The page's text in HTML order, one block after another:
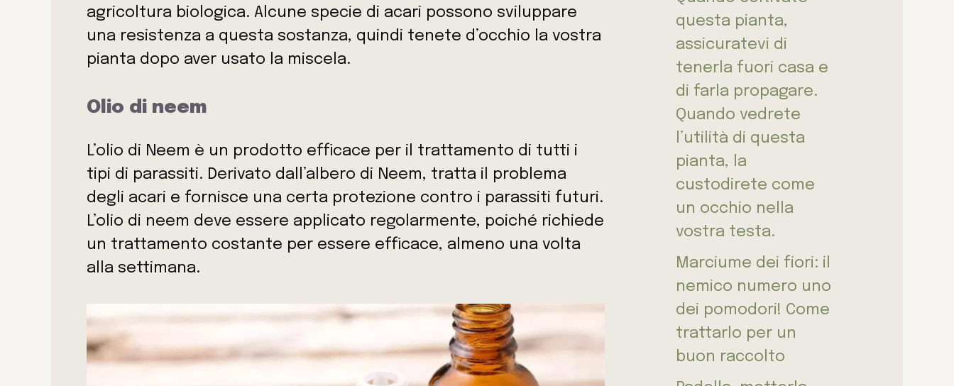
agricoltura biologica. Alcune specie di acari possono sviluppare
una resistenza a questa sostanza, quindi tenete d’occhio la vostra
pianta dopo aver usato la miscela.
Olio di neem
L’olio di Neem è un prodotto efficace per il trattamento di tutti i
tipi di parassiti. Derivato dall’albero di Neem, tratta il problema
degli acari e fornisce una certa protezione contro i parassiti futuri.
L’olio di neem deve essere applicato regolarmente, poiché richiede
un trattamento costante per essere efficace, almeno una volta
alla settimana.
questa pianta,
assicuratevi di
tenerla fuori casa e
di farla propagare.
Quando vedrete
l’utilità di questa
pianta, la
custodirete come
un occhio nella
vostra testa.
Marciume dei fiori: il
nemico numero uno
dei pomodori! Come
trattarlo per un
buon raccolto